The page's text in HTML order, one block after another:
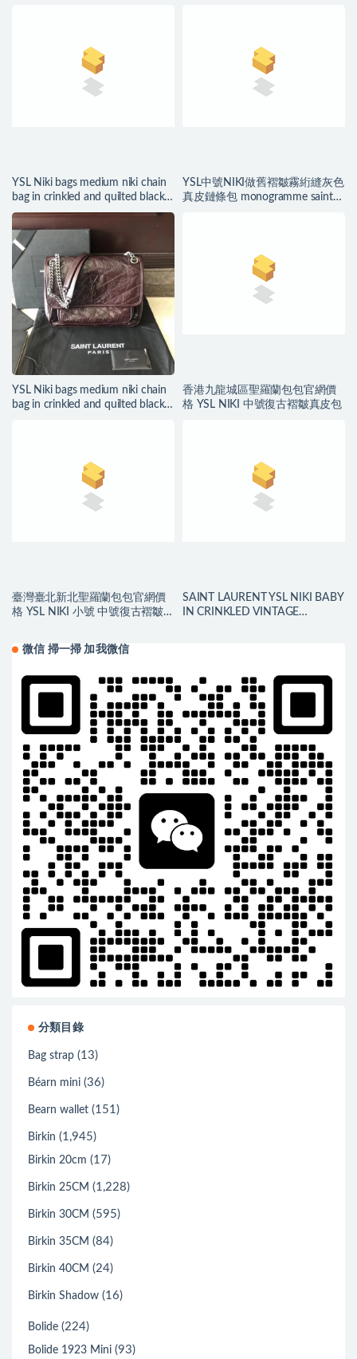
YSL Niki bags medium niki chain
bag in crinkled and quilted black
leather
YSL中號NIKI做舊褶皺霧絎縫灰色
真皮鏈條包 monogramme saint
YSL Niki bags medium niki chain
bag in crinkled and quilted black
香港九龍城區聖羅蘭包包官網價
格 YSL NIKI 中號復古褶皺真皮包
臺灣臺北新北聖羅蘭包包官網價
格 YSL NIKI 小號 中號復古褶皺真
SAINT LAURENT YSL NIKI BABY
IN CRINKLED VINTAGE
微信 掃一掃 加我微信
分類目錄
Bag strap (13)
Béarn mini (36)
Bearn wallet (151)
Birkin (1,945)
Birkin 20cm (17)
Birkin 25CM (1,228)
Birkin 30CM (595)
Birkin 35CM (84)
Birkin 40CM (24)
Birkin Shadow (16)
Bolide (224)
Bolide 1923 Mini (93)